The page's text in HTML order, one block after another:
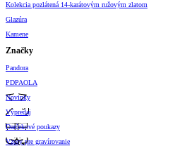
Kolekcia pozlátená 14-karátovým ružovým zlatom
Glazúra
Kamene
Značky
Pandora
PDPAOLA
Novinky
Výpredaj
Darčekové poukazy
Vzory pre gravírovanie